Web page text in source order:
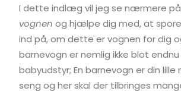
I dette indlæg vil jeg se nærmere på
vognen og hjælpe dig med, at
ind på, om dette er vognen for dig
barnevogn er nemlig ikke blot
babyudstyr; En barnevogn er din lille
seng og her skal der tilbringes